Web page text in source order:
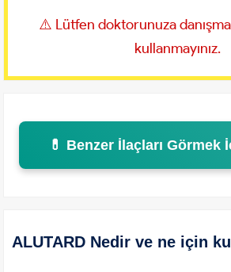
⚠️ Lütfen doktorunuza
kullanmayınız.
💊 Benzer İlaçları Görmek
ALUTARD Nedir ve ne için